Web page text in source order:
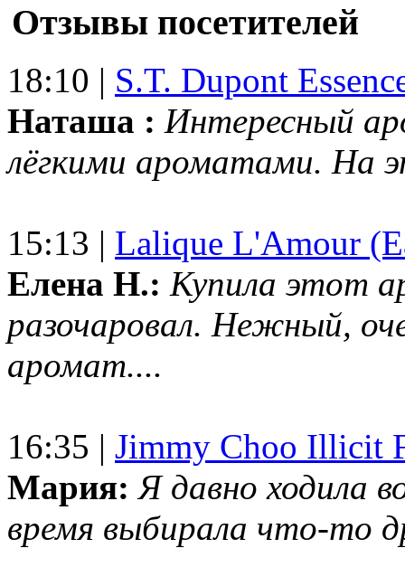
Отзывы посетителей
18:10 | S.T. Dupont
Наташа : Интересный
лёгкими ароматами. На
15:13 | Lalique L'Amour
Елена Н.: Купила этот
разочаровал. Нежный,
аромат....
16:35 | Jimmy Choo Illicit
Мария: Я давно ходила
время выбирала что-то